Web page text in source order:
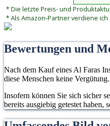
* Die letzte Preis- und
* Als Amazon-Partner verdiene
Bewertungen und
Nach dem Kauf eines Al Faras
diese Menschen keine Vergütung.
Insofern können Sie sich sicher
bereits ausgiebig getestet